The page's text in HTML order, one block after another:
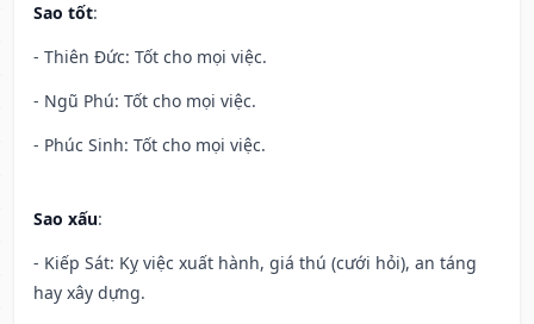
Sao tốt:
- Thiên Đức: Tốt cho mọi việc.
- Ngũ Phú: Tốt cho mọi việc.
- Phúc Sinh: Tốt cho mọi việc.
Sao xấu:
- Kiếp Sát: Kỵ việc xuất hành, giá thú (cưới hỏi), an táng
hay xây dựng.